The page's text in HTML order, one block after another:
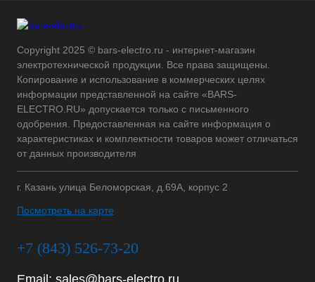
Copyright 2025 © bars-electro.ru - интернет-магазин
электротехнической продукции. Все права защищены.
Копирование и использование в коммерческих целях
информации представленной на сайте «BARS-
ELECTRO.RU» допускается только с письменного
одобрения. Предоставленная на сайте информация о
характеристиках и комплектности товаров может отличаться
от данных производителя
г. Казань улица Беломорская, д.69А, корпус 2
Посмотреть на карте
+7 (843) 526-73-20
Email: sales@bars-electro.ru